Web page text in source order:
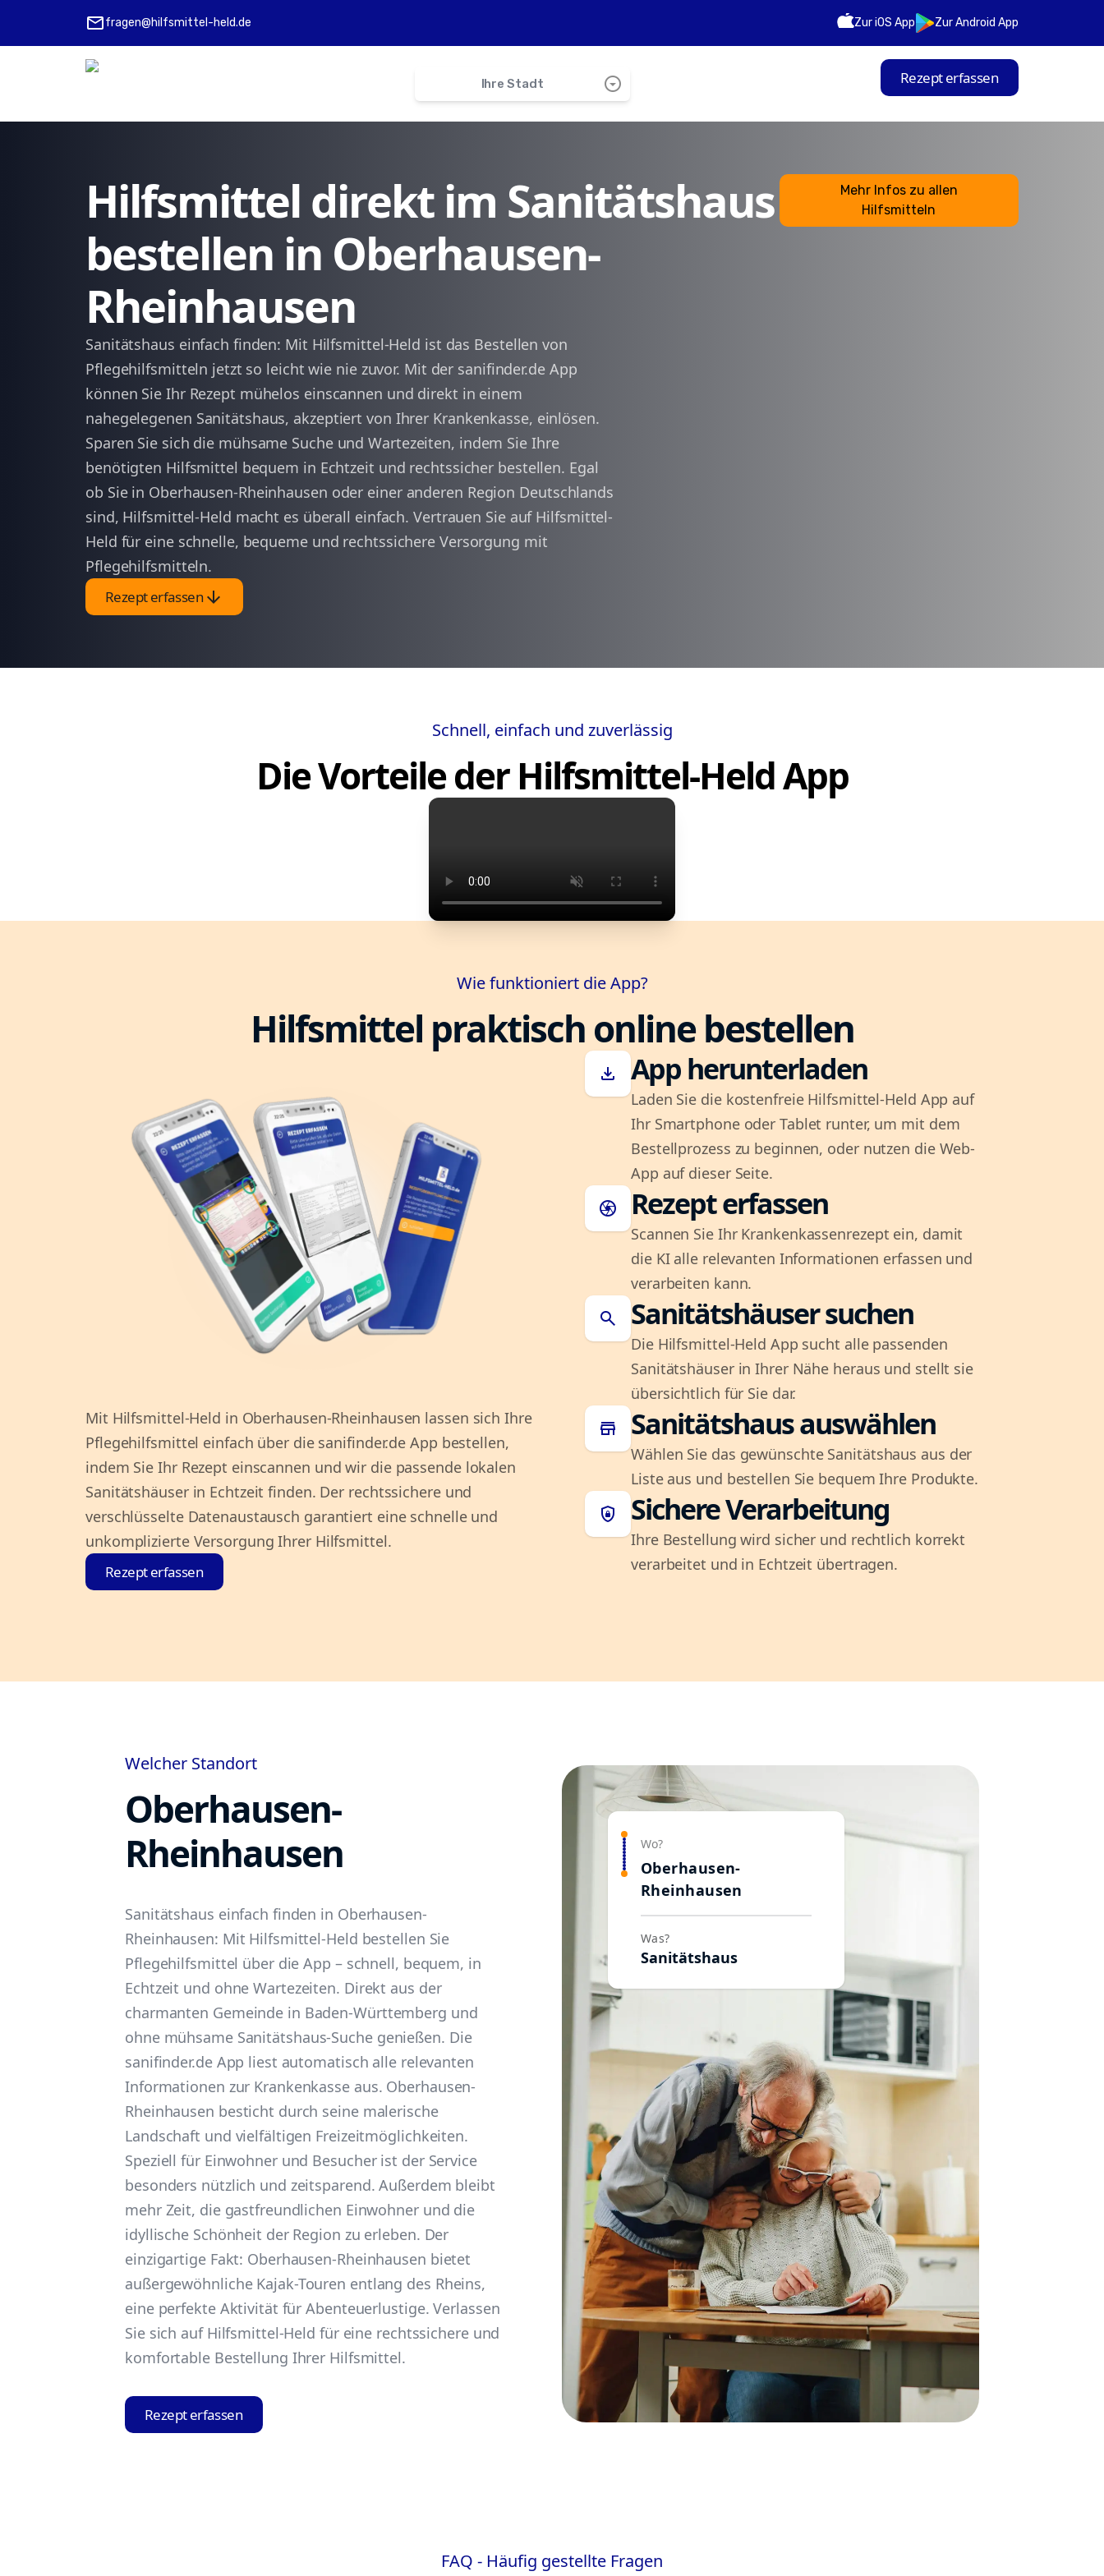
mailfragen@hilfsmittel-held.de Zur iOS App Zur Android App
Ihre Stadt arrow_drop_down_circle
Waghäusel
Philippsburg
Speyer
arrow_back 1 arrow_forward
Rezept erfassen
Hilfsmittel direkt im Sanitätshaus
bestellen in Oberhausen-
Rheinhausen
Sanitätshaus einfach finden: Mit Hilfsmittel-Held ist das Bestellen von
Pflegehilfsmitteln jetzt so leicht wie nie zuvor. Mit der sanifinder.de App
können Sie Ihr Rezept mühelos einscannen und direkt in einem
nahegelegenen Sanitätshaus, akzeptiert von Ihrer Krankenkasse, einlösen.
Sparen Sie sich die mühsame Suche und Wartezeiten, indem Sie Ihre
benötigten Hilfsmittel bequem in Echtzeit und rechtssicher bestellen. Egal
ob Sie in Oberhausen-Rheinhausen oder einer anderen Region Deutschlands
sind, Hilfsmittel-Held macht es überall einfach. Vertrauen Sie auf Hilfsmittel-
Held für eine schnelle, bequeme und rechtssichere Versorgung mit
Pflegehilfsmitteln.
Rezept erfassenarrow_downward
Mehr Infos zu allen
Hilfsmitteln
Schnell, einfach und zuverlässig
Die Vorteile der Hilfsmittel-Held App
Wie funktioniert die App?
Hilfsmittel praktisch online bestellen
Mit Hilfsmittel-Held in Oberhausen-Rheinhausen lassen sich Ihre
Pflegehilfsmittel einfach über die sanifinder.de App bestellen,
indem Sie Ihr Rezept einscannen und wir die passende lokalen
Sanitätshäuser in Echtzeit finden. Der rechtssichere und
verschlüsselte Datenaustausch garantiert eine schnelle und
unkomplizierte Versorgung Ihrer Hilfsmittel.
Rezept erfassen
download App herunterladen
Laden Sie die kostenfreie Hilfsmittel-Held App auf
Ihr Smartphone oder Tablet runter, um mit dem
Bestellprozess zu beginnen, oder nutzen die Web-
App auf dieser Seite.
camera Rezept erfassen
Scannen Sie Ihr Krankenkassenrezept ein, damit
die KI alle relevanten Informationen erfassen und
verarbeiten kann.
search Sanitätshäuser suchen
Die Hilfsmittel-Held App sucht alle passenden
Sanitätshäuser in Ihrer Nähe heraus und stellt sie
übersichtlich für Sie dar.
store Sanitätshaus auswählen
Wählen Sie das gewünschte Sanitätshaus aus der
Liste aus und bestellen Sie bequem Ihre Produkte.
shield_lock Sichere Verarbeitung
Ihre Bestellung wird sicher und rechtlich korrekt
verarbeitet und in Echtzeit übertragen.
Welcher Standort
Oberhausen-
Rheinhausen
Sanitätshaus einfach finden in Oberhausen-
Rheinhausen: Mit Hilfsmittel-Held bestellen Sie
Pflegehilfsmittel über die App – schnell, bequem, in
Echtzeit und ohne Wartezeiten. Direkt aus der
charmanten Gemeinde in Baden-Württemberg und
ohne mühsame Sanitätshaus-Suche genießen. Die
sanifinder.de App liest automatisch alle relevanten
Informationen zur Krankenkasse aus. Oberhausen-
Rheinhausen besticht durch seine malerische
Landschaft und vielfältigen Freizeitmöglichkeiten.
Speziell für Einwohner und Besucher ist der Service
besonders nützlich und zeitsparend. Außerdem bleibt
mehr Zeit, die gastfreundlichen Einwohner und die
idyllische Schönheit der Region zu erleben. Der
einzigartige Fakt: Oberhausen-Rheinhausen bietet
außergewöhnliche Kajak-Touren entlang des Rheins,
eine perfekte Aktivität für Abenteuerlustige. Verlassen
Sie sich auf Hilfsmittel-Held für eine rechtssichere und
komfortable Bestellung Ihrer Hilfsmittel.
Rezept erfassen
Wo?
Oberhausen-
Rheinhausen
Was?
Sanitätshaus
FAQ - Häufig gestellte Fragen